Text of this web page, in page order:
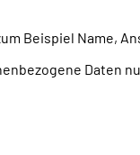
Beispiel Name,